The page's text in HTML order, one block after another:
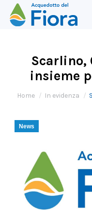
Scarlino,
insieme
Tu sei qui:
Home In evidenza
News